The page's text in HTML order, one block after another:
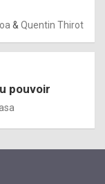
& Quentin Thirot
pouvoir